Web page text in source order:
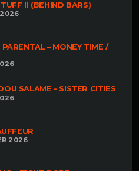
II (BEHIND BARS)
– MONEY TIME /
SALAME – SISTER CITIES
2026